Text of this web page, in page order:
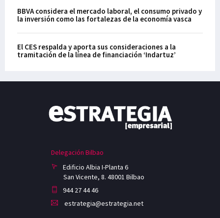
BBVA considera el mercado laboral, el consumo privado y
la inversión como las fortalezas de la economía vasca
El CES respalda y aporta sus consideraciones a la
tramitación de la línea de financiación ‘Indartuz’
Delegación Bilbao
Edificio Albia I-Planta 6
San Vicente, 8. 48001 Bilbao
944 27 44 46
estrategia@estrategia.net